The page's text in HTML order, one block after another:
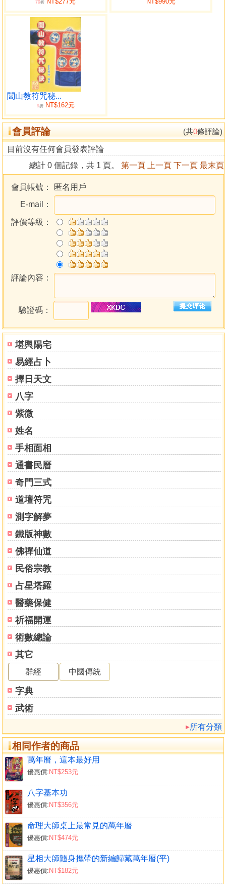
堪輿陽宅
易經占卜
擇日天文
八字
紫微
姓名
手相面相
通書民曆
奇門三式
道壇符咒
測字解夢
鐵版神數
佛禪仙道
民俗宗教
占星塔羅
醫藥保健
祈福開運
術數總論
其它
群經 中國傳統
字典
武術
所有分類
相同作者的商品
萬年曆，這本最好用
優惠價: NT$253元
八字基本功
優惠價: NT$356元
命理大師桌上最常見的萬年曆
優惠價: NT$474元
星相大師隨身攜帶的新編歸藏萬年曆(平)
優惠價: NT$182元
☆日光節約時間其月份為粗體並頁下加註，以為區別易於判
讀。
☆農曆「閏月」在其月份數字下加一橫線，以為區別易於判
關於《歸藏萬年曆》
時間就是力量，最基礎就是最重要的。
命理學以「生辰時間」為論命最重要的一個依據，本書《歸
藏萬年曆》的編寫，提供論命者一個正確的論命時間依據。
《歸藏萬年曆》起自西元一九○○年迄至西元二一○○年，共二
百零一年。曆法採「干支紀年」法，以「立春寅月」為歲
始，以「節氣」為月令，循環記載國曆和農曆的「年、月、
日」干支。
「節氣」時間以「中原時區標準時、東經一百二十度經線」
為準，採「定氣法」推算。「節氣」的日期和時間標示於日
期表的上方，「中氣」則標示於下方。節氣和中氣的日期以
「國曆」標示，並詳列「時、分、時辰」時間。時間以
「分」為最小單位，秒數捨棄不進位，以防止實未到時，卻
因進秒位而錯置節氣時間。查閱時只要使用「五鼠遁日起時
表」取得「時干」後，就可輕易準確的排出「四柱八字」干
《歸藏萬年曆》之編寫，以「中央氣象局天文站」及「台北
市立天文科學教育館」發行之天文日曆為標準，並參考引用
諸多先賢、專家之觀念與資料，謹在此表達致敬及感謝。
《歸藏萬年曆》有別於一般萬年曆，採用橫閱方式編排，易
於閱讀查詢。記載年表實有「二百零一年、四千八百二十四
節氣、七萬三千四百一十三日」，紀曆詳實精確。可簡易快
速地提供論命者一組正確的「四柱八字」干支，實為一本最
有價值的萬年曆工具書。
如何使用《歸藏萬年曆》
《歸藏萬年曆》的編排說明
（1）《歸藏萬年曆》採用橫閱方式編排，易於閱讀查詢。
（2）年表以「二十四節氣」為一年週期，始於「立春」終於
「大寒」。
（3）年表的頁邊直排列出「西元紀年、生肖、國曆紀年」易
於查閱所需紀年。
（4）年表的編排按「年干支、月干支、節氣、日期表、中
氣」順序直列。
（5）年表直列就得「年、月、日」干支，快速準確絕不錯置
年、月干支。
（6）節氣和中氣按「國曆日期、時、分、時辰」順序標示。
（8）日期表第一行為各月令的「節氣日期」，易於計算行運
歲數。
（9）農曆「閏月」在其月份數字下加一橫線，以為區別易於
判讀。
（10）日光節約時間其月份為粗體並頁下加註，以為區別易
於判讀。
使用《歸藏萬年曆》快速定「八字」
橫查出生年月日；直列年月日干支；五鼠遁日得時干；正好
四柱共八字。大運排列從月柱；行運歲數由日起；順數到底
再加一；逆數到頂是節氣。
（1）根據出生者的「年、月、日」時間，由年表橫向取得生
日所屬的「日干支」，再向上直列得「月干支、年干支」，
最後查「五鼠遁日起時表」取得「時干」。
（2）大運排列從「月柱」干支，陽男陰女「順排」、陰男陽
（3）行運歲數由「生日」起算，陽男陰女「順數」、陰男陽
女「逆數」至節氣日。
（4）簡易大運行運歲數換算：三天為一年、一天為四月、一
時辰為十日。
作者簡介
施賀日
受教於紅鳳鳥老師，精勤研習「曆法、易經、五行」。
八字論命，以一個人出生時間的「年、月、日、時」，轉換
成用「天干地支」表示的「四柱八字」，是論命最重要的一
個依據。
《歸藏萬年曆》可「簡單、快速、準確」的提供論命者一組
79折
閭山教符咒秘...
9折NT$162元
會員評論 (共0條評論)
目前沒有任何會員發表評論
總計 0 個記錄，共 1 頁。 第一頁 上一頁 下一頁 最末頁
會員帳號：
匿名用戶
E-mail：
評價等級：
評論內容：
驗證碼：